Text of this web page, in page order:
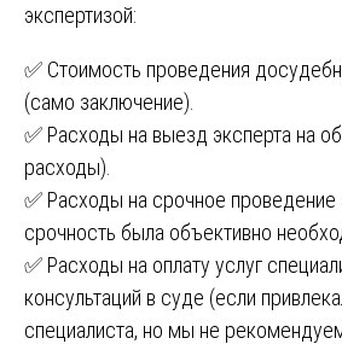
экспертизой:
✅ Стоимость проведения
(само заключение).
✅ Расходы на выезд эксперта на
расходы).
✅ Расходы на срочное проведение
срочность была объективно
✅ Расходы на оплату услуг
консультаций в суде (если
специалиста, но мы не